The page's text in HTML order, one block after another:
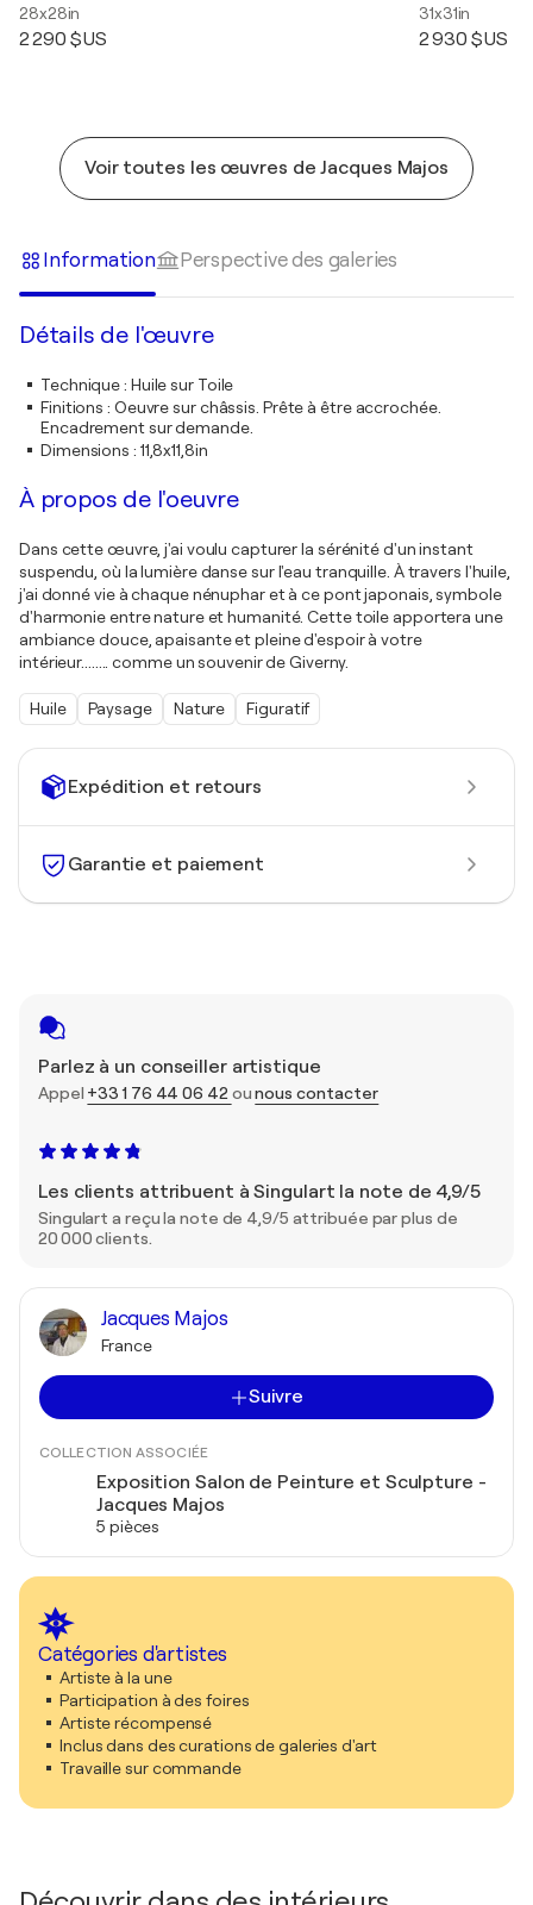
Expédition et retours
Garantie et paiement
Parlez à un conseiller artistique
Appel +33 1 76 44 06 42 ounous contacter
Les clients attribuent à Singulart la note de 4,9/5
Singulart a reçu la note de 4,9/5 attribuée par plus de
20 000 clients.
Jacques Majos
France
Suivre
COLLECTION ASSOCIÉE
Exposition Salon de Peinture et Sculpture -
Jacques Majos
5 pièces
Catégories d'artistes
Artiste à la une
Participation à des foires
Artiste récompensé
Inclus dans des curations de galeries d'art
Travaille sur commande
28x28in
2 290 $US
31x31in
2 930 $US
Voir toutes les œuvres de Jacques Majos
Information Perspective des galeries
Détails de l'œuvre
Technique: Huile sur Toile
Finitions : Oeuvre sur châssis. Prête à être accrochée.
Encadrement sur demande.
Dimensions : 11,8x11,8in
À propos de l'oeuvre
Dans cette œuvre, j'ai voulu capturer la sérénité d'un instant
suspendu, où la lumière danse sur l'eau tranquille. À travers l'huile,
j'ai donné vie à chaque nénuphar et à ce pont japonais, symbole
d'harmonie entre nature et humanité. Cette toile apportera une
ambiance douce, apaisante et pleine d'espoir à votre
intérieur........ comme un souvenir de Giverny.
Huile Paysage Nature Figuratif